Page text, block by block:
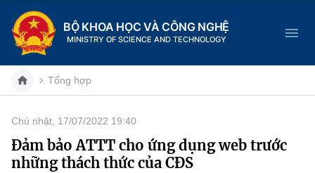
BỘ KHOA HỌC VÀ CÔNG NGHỆ
MINISTRY OF SCIENCE AND TECHNOLOGY
Danh mục
Trang chủ
Tổng hợp
Chủ nhật, 17/07/2022 19:40
Đảm bảo ATTT cho ứng dụng web trước
những thách thức của CĐS